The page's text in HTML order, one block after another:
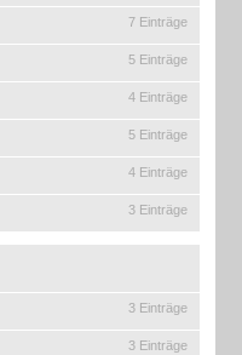
7 Einträge
5 Einträge
4 Einträge
5 Einträge
4 Einträge
3 Einträge
3 Einträge
3 Einträge